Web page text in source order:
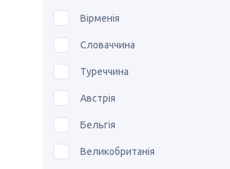
Вірменія
Словаччина
Туреччина
Австрія
Бельгія
Великобританія